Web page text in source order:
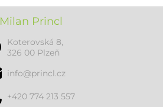
Milan Princl
Koterovská 8,
326 00 Plzeň
info@princl.cz
+420 774 213 557